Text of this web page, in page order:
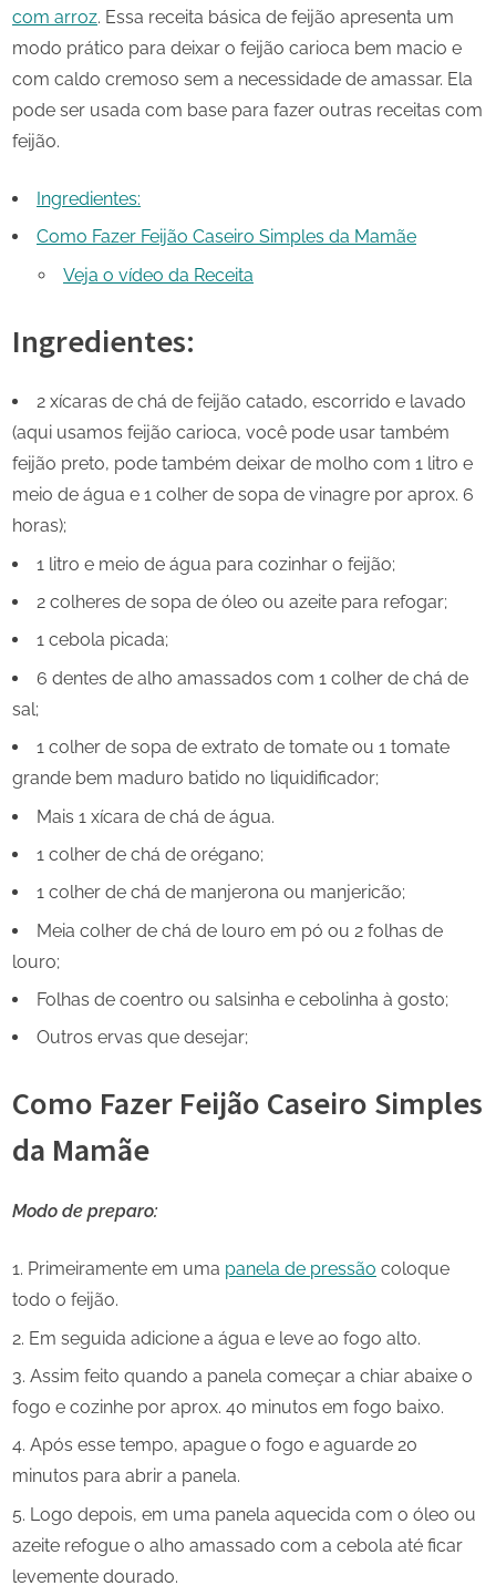
com arroz. Essa receita básica de feijão apresenta um
modo prático para deixar o feijão carioca bem macio e
com caldo cremoso sem a necessidade de amassar. Ela
pode ser usada com base para fazer outras receitas com
feijão.
Ingredientes:
Como Fazer Feijão Caseiro Simples da Mamãe
Veja o vídeo da Receita
Ingredientes:
2 xícaras de chá de feijão catado, escorrido e lavado
(aqui usamos feijão carioca, você pode usar também
feijão preto, pode também deixar de molho com 1 litro e
meio de água e 1 colher de sopa de vinagre por aprox. 6
horas);
1 litro e meio de água para cozinhar o feijão;
2 colheres de sopa de óleo ou azeite para refogar;
1 cebola picada;
6 dentes de alho amassados com 1 colher de chá de
sal;
1 colher de sopa de extrato de tomate ou 1 tomate
grande bem maduro batido no liquidificador;
Mais 1 xícara de chá de água.
1 colher de chá de orégano;
1 colher de chá de manjerona ou manjericão;
Meia colher de chá de louro em pó ou 2 folhas de
louro;
Folhas de coentro ou salsinha e cebolinha à gosto;
Outros ervas que desejar;
Como Fazer Feijão Caseiro Simples
da Mamãe
Modo de preparo:
Primeiramente em uma panela de pressão coloque
todo o feijão.
Em seguida adicione a água e leve ao fogo alto.
Assim feito quando a panela começar a chiar abaixe o
fogo e cozinhe por aprox. 40 minutos em fogo baixo.
Após esse tempo, apague o fogo e aguarde 20
minutos para abrir a panela.
Logo depois, em uma panela aquecida com o óleo ou
azeite refogue o alho amassado com a cebola até ficar
levemente dourado.